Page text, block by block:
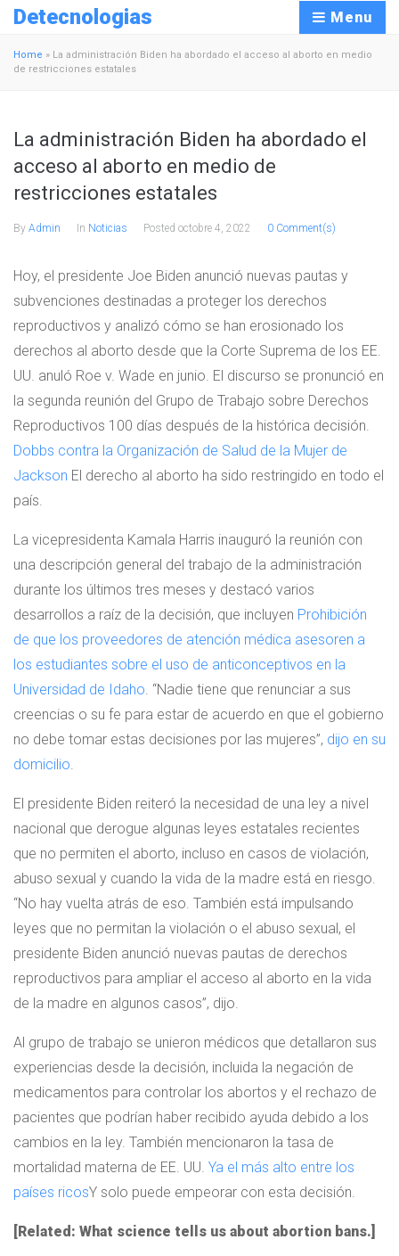
Detecnologias Menu
Home » La administración Biden ha abordado el acceso al aborto en medio
de restricciones estatales
La administración Biden ha abordado el
acceso al aborto en medio de
restricciones estatales
By Admin In Noticias Posted octobre 4, 2022 0 Comment(s)
Hoy, el presidente Joe Biden anunció nuevas pautas y
subvenciones destinadas a proteger los derechos
reproductivos y analizó cómo se han erosionado los
derechos al aborto desde que la Corte Suprema de los EE.
UU. anuló Roe v. Wade en junio. El discurso se pronunció en
la segunda reunión del Grupo de Trabajo sobre Derechos
Reproductivos 100 días después de la histórica decisión.
Dobbs contra la Organización de Salud de la Mujer de
Jackson El derecho al aborto ha sido restringido en todo el
país.
La vicepresidenta Kamala Harris inauguró la reunión con
una descripción general del trabajo de la administración
durante los últimos tres meses y destacó varios
desarrollos a raíz de la decisión, que incluyen Prohibición
de que los proveedores de atención médica asesoren a
los estudiantes sobre el uso de anticonceptivos en la
Universidad de Idaho. “Nadie tiene que renunciar a sus
creencias o su fe para estar de acuerdo en que el gobierno
no debe tomar estas decisiones por las mujeres”, dijo en su
domicilio.
El presidente Biden reiteró la necesidad de una ley a nivel
nacional que derogue algunas leyes estatales recientes
que no permiten el aborto, incluso en casos de violación,
abuso sexual y cuando la vida de la madre está en riesgo.
“No hay vuelta atrás de eso. También está impulsando
leyes que no permitan la violación o el abuso sexual, el
presidente Biden anunció nuevas pautas de derechos
reproductivos para ampliar el acceso al aborto en la vida
de la madre en algunos casos”, dijo.
Al grupo de trabajo se unieron médicos que detallaron sus
experiencias desde la decisión, incluida la negación de
medicamentos para controlar los abortos y el rechazo de
pacientes que podrían haber recibido ayuda debido a los
cambios en la ley. También mencionaron la tasa de
mortalidad materna de EE. UU. Ya el más alto entre los
países ricosY solo puede empeorar con esta decisión.
[Related: What science tells us about abortion bans.]